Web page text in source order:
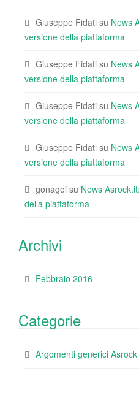
Giuseppe Fidati su News
versione della piattaforma
Giuseppe Fidati su News
versione della piattaforma
Giuseppe Fidati su News
versione della piattaforma
Giuseppe Fidati su News
versione della piattaforma
gonagoi su News
della piattaforma
Archivi
Febbraio 2016
Categorie
Argomenti generici Asrock